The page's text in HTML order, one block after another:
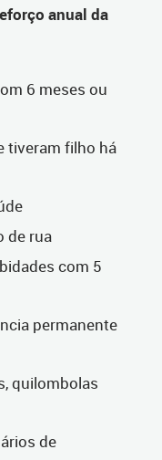
anual da
6 meses ou
tiveram filho há
de rua
com 5
permanente
quilombolas
de